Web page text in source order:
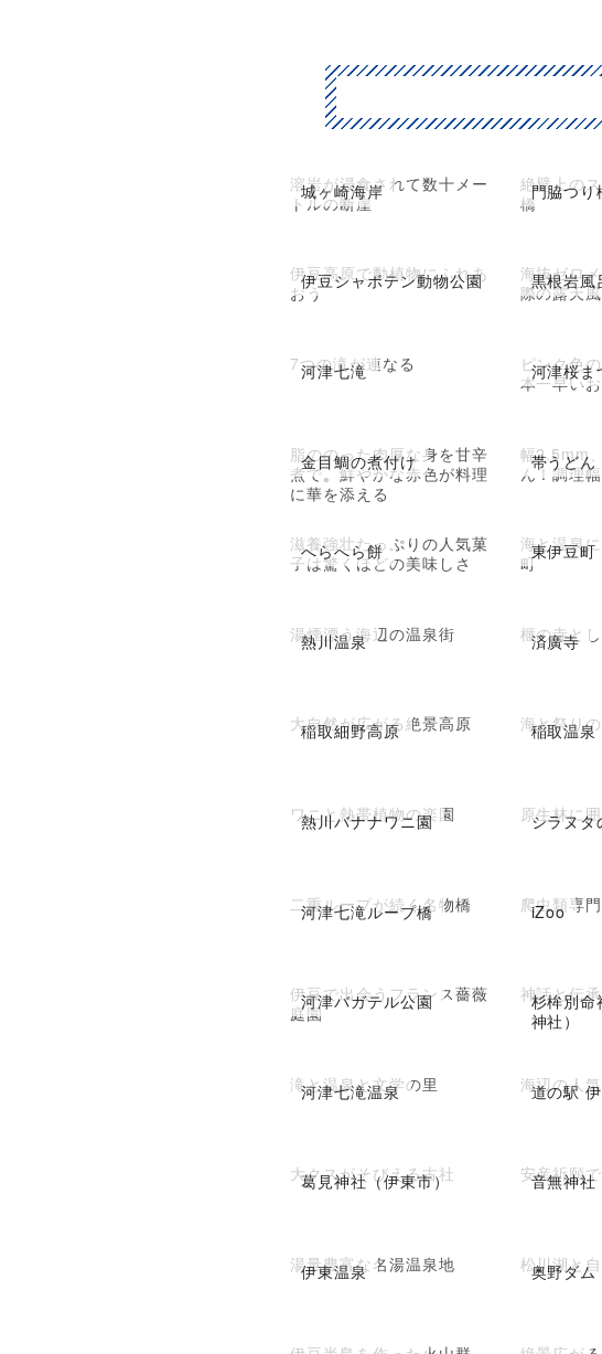
城ヶ崎海岸
溶岩が浸食されて数十メー
トルの断崖
門脇つり
絶壁上の
橋
伊豆シャボテン動物公園
伊豆高原で動植物にふれあ
おう
黒根岩風
海抜ゼロ
際の露天
河津七滝
7つの滝が連なる 河津桜ま
ピンク色
本一早い
金目鯛の煮付け
脂ののった肉厚な身を甘辛
煮で。鮮やかな赤色が料理
に華を添える
帯うどん
幅2.5mm
ん！調理
へらへら餅
滋養強壮たっぷりの人気菓
子は驚くほどの美味しさ
東伊豆町
海と温泉
町
熱川温泉
湯煙漂う海辺の温泉街 済廣寺
榧の寺と
稲取細野高原
大自然が広がる絶景高原 稲取温泉
海と祭り
熱川バナナワニ園
ワニと熱帯植物の楽園 シラヌタ
原生林に
河津七滝ループ橋
二重ループが続く名物橋 iZoo
爬虫類専
河津バガテル公園
伊豆で出会うフランス薔薇
庭園
杉桙別命
神社）
神話と伝
河津七滝温泉
滝と温泉と文学の里 道の駅
海辺の人
葛見神社（伊東市）
大クスがそびえる古社 音無神社
安産祈願
伊東温泉
湯量豊富な名湯温泉地 奥野ダム
松川湖と